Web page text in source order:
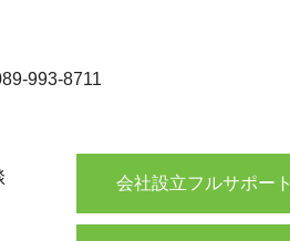
993-8711
会社設立フルサポート